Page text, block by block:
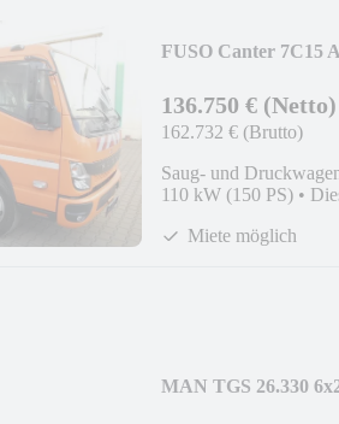
FUSO Canter 7C15
136.750 € (Netto)
162.732 € (Brutto)
Saug- und
110 kW (150 PS) •
Miete möglich
MAN TGS 26.330